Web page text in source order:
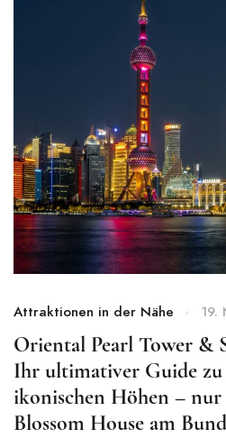
Attraktionen in der Nähe 19.
Oriental Pearl Tower &
Ihr ultimativer Guide zu
ikonischen Höhen –
Blossom House am